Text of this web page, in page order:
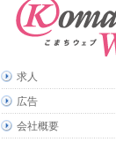
求人
広告
会社概要